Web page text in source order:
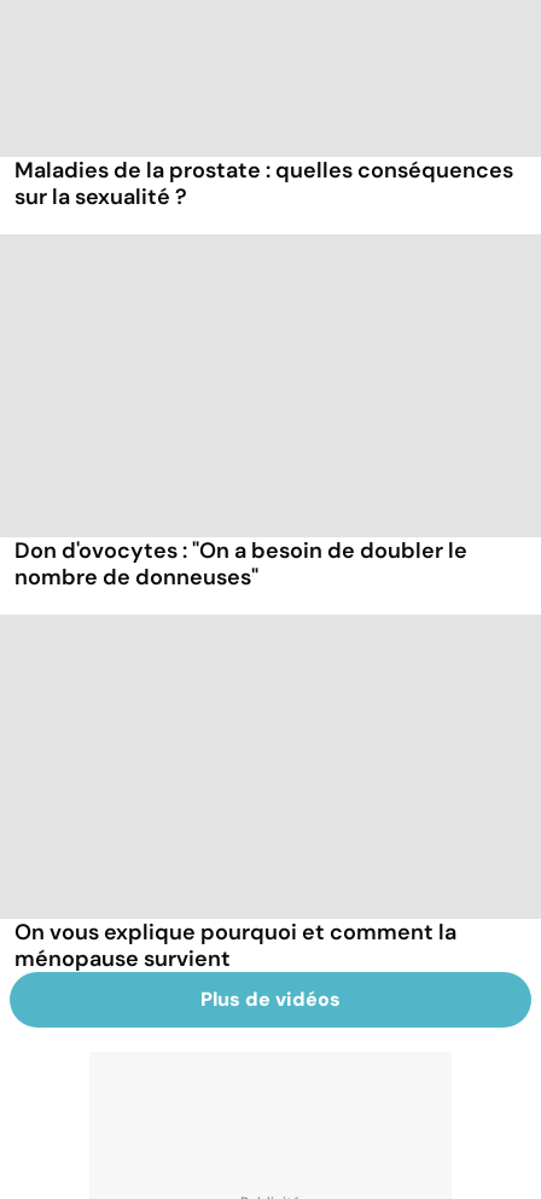
Maladies de la prostate : quelles conséquences
sur la sexualité ?
Don d'ovocytes : "On a besoin de doubler le
nombre de donneuses"
On vous explique pourquoi et comment la
ménopause survient
Plus de vidéos